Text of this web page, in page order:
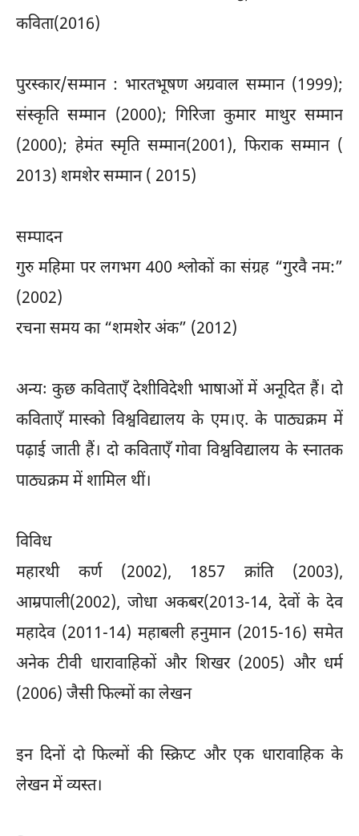
कविता(2016)
पुरस्कार/सम्मान : भारतभूषण अग्रवाल सम्मान (1999);
संस्कृति सम्मान (2000); गिरिजा कुमार माथुर सम्मान
(2000); हेमंत स्मृति सम्मान(2001), फिराक सम्मान (
2013) शमशेर सम्मान ( 2015)
सम्पादन
गुरु महिमा पर लगभग 400 श्लोकों का संग्रह “गुरवै नम:”
(2002)
रचना समय का “शमशेर अंक” (2012)
अन्यः कुछ कविताएँ देशीविदेशी भाषाओं में अनूदित हैं। दो
कविताएँ मास्को विश्वविद्यालय के एम।ए. के पाठ्यक्रम में
पढ़ाई जाती हैं। दो कविताएँ गोवा विश्वविद्यालय के स्नातक
पाठ्यक्रम में शामिल थीं।
विविध
महारथी कर्ण (2002), 1857 क्रांति (2003),
आम्रपाली(2002), जोधा अकबर(2013-14, देवों के देव
महादेव (2011-14) महाबली हनुमान (2015-16) समेत
अनेक टीवी धारावाहिकों और शिखर (2005) और धर्म
(2006) जैसी फिल्मों का लेखन
इन दिनों दो फिल्मों की स्क्रिप्ट और एक धारावाहिक के
लेखन में व्यस्त।